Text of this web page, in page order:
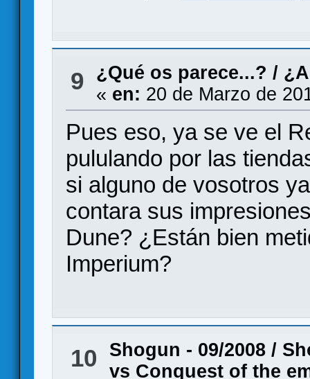
9 ¿Qué os parece...? /
« en: 20 de Marzo de
Pues eso, ya se ve el
pululando por las
si alguno de vosotros
contara sus
Dune? ¿Están bien
Imperium?
10 Shogun - 09/2008/
vs Conquest of the